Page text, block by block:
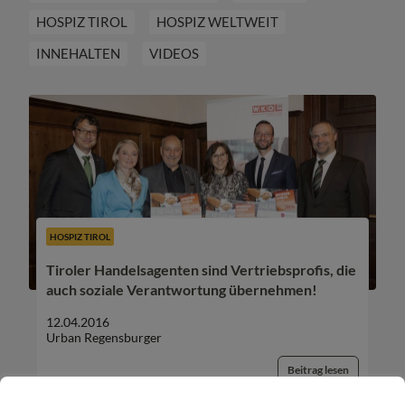
HOSPIZ TIROL
HOSPIZ WELTWEIT
INNEHALTEN
VIDEOS
HOSPIZ TIROL
Tiroler Handelsagenten sind Vertriebsprofis, die
auch soziale Verantwortung übernehmen!
12.04.2016
Urban Regensburger
Beitrag lesen